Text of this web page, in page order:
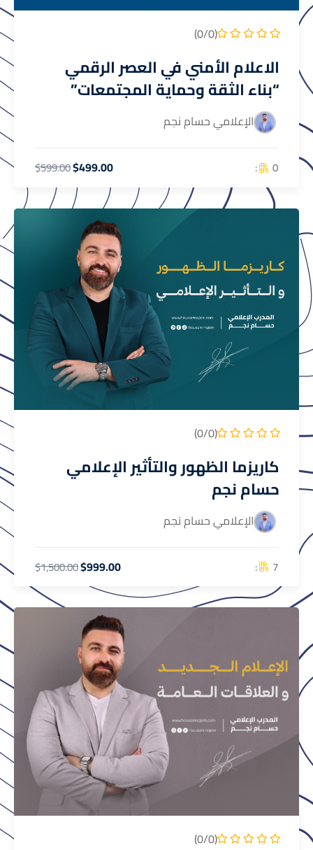
(0/0)
الاعلام الأمني في العصر الرقمي
“بناء الثقة وحماية المجتمعات”
الإعلامي حسام نجم
0 :
$499.00
$599.00
(0/0)
كاريزما الظهور والتأثير الإعلامي
حسام نجم
الإعلامي حسام نجم
7 :
$999.00
$1,500.00
(0/0)